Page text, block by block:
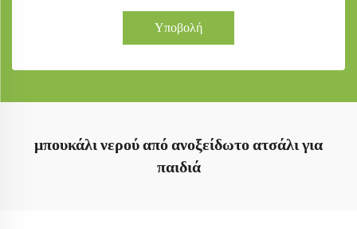
Υποβολή
μπουκάλι νερού από ανοξείδωτο ατσάλι για
παιδιά